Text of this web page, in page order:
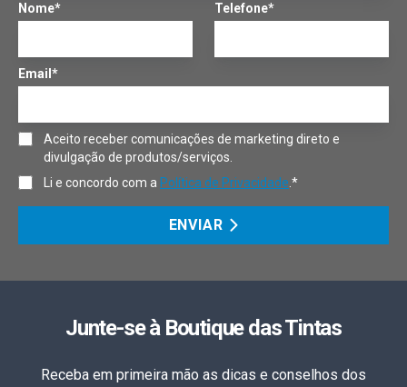
Nome* Telefone*
Email*
Aceito receber comunicações de marketing direto e
divulgação de produtos/serviços.
Li e concordo com a Política de Privacidade .*
ENVIAR
Junte-se à Boutique das Tintas
Receba em primeira mão as dicas e conselhos dos